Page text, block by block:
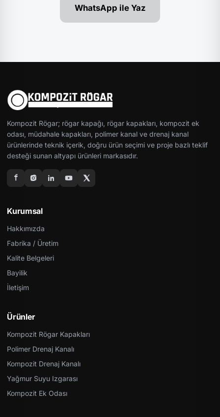
WhatsApp ile Yaz
Kompozit Rögar; rögar kapağı, rögar kapakları, kompozit ek
odası, müdahale kapakları, polimer kanal ve drenaj kanal
ürünlerinde teknik içerik, doğru ürün seçimi ve proje bazlı teklif
desteği sunan altyapı ürünleri markasıdır.
Kurumsal
Hakkımızda
Fabrika / Üretim
Kalite Belgeleri
Bayilik
İletişim
Ürünler
Kompozit Rögar Kapakları
Polimer Drenaj Kanalı
Kompozit Drenaj Kanalı
Yağmur Suyu Izgarası
Kompozit Ek Odası